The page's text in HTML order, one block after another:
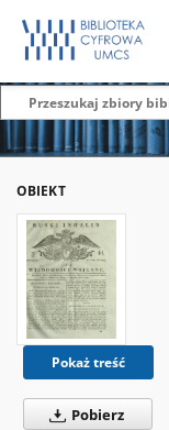
OBIEKT
Pokaż treść
Pobierz